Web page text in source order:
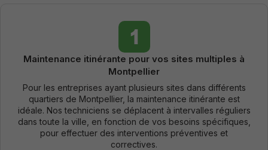
Maintenance itinérante pour vos sites multiples à
Montpellier
Pour les entreprises ayant plusieurs sites dans différents
quartiers de Montpellier, la maintenance itinérante est
idéale. Nos techniciens se déplacent à intervalles réguliers
dans toute la ville, en fonction de vos besoins spécifiques,
pour effectuer des interventions préventives et
correctives.